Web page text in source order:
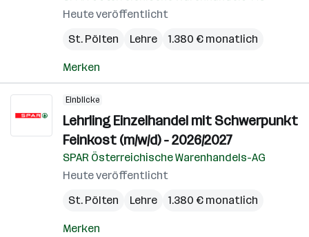
Heute veröffentlicht
St. Pölten
Lehre 1.380 € monatlich
Merken
Einblicke
Lehrling Einzelhandel mit Schwerpunkt
Feinkost (m/w/d) - 2026/2027
SPAR Österreichische Warenhandels-AG
Heute veröffentlicht
St. Pölten
Lehre 1.380 € monatlich
Merken